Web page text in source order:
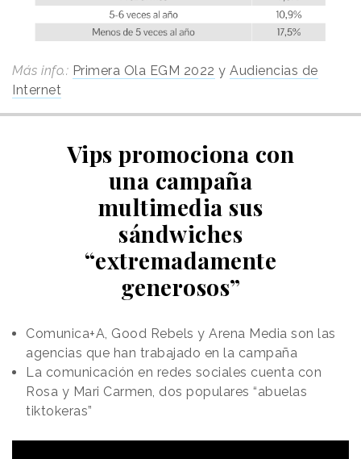
Más info.: Primera Ola EGM 2022 y Audiencias de
Internet
Vips promociona con
una campaña
multimedia sus
sándwiches
“extremadamente
generosos”
Comunica+A, Good Rebels y Arena Media son las
agencias que han trabajado en la campaña
La comunicación en redes sociales cuenta con
Rosa y Mari Carmen, dos populares “abuelas
tiktokeras”